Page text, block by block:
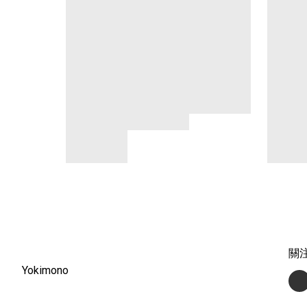
Yokimono
關